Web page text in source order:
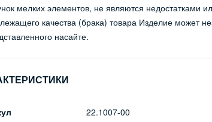
мелких элементов, не являются недостатками
качества (брака) товара Изделие может
насайте.
22.1007-00